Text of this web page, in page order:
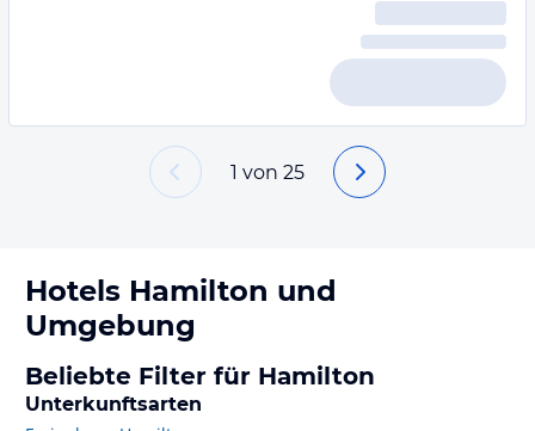
1 von 25
Hotels Hamilton und
Umgebung
Beliebte Filter für Hamilton
Unterkunftsarten